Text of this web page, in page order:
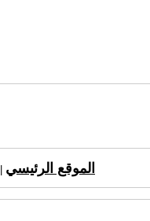
الموقع الرئيسي